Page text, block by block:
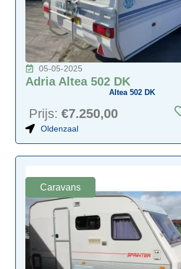
05-05-2025
Adria Altea 502 DK
Altea 502 DK
Prijs: €7.250,00
Oldenzaal
Caravans